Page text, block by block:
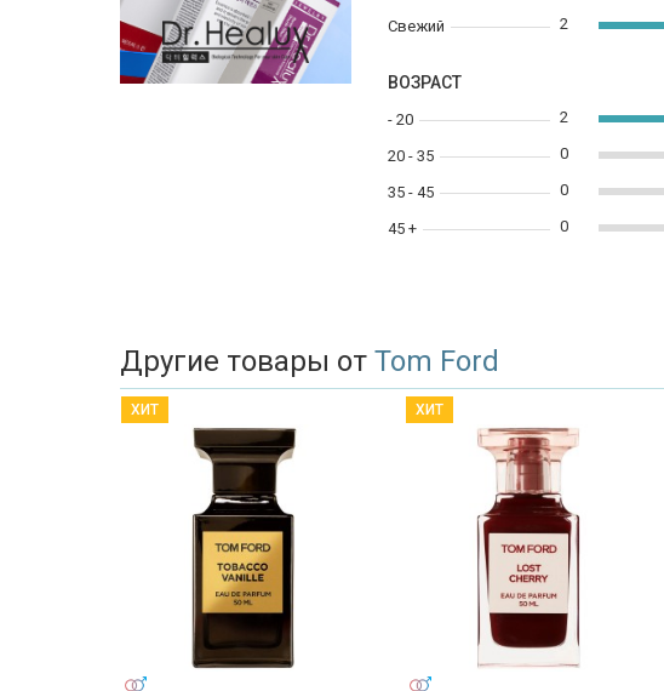
Свежий
2
ВОЗРАСТ
- 20
20 - 35
35 - 45
45 +
2
0
0
0
Другие товары от Tom Ford
ХИТ ХИТ